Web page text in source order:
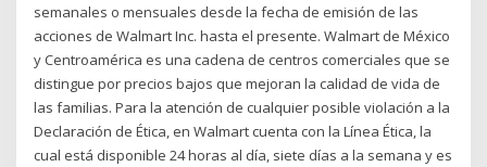
semanales o mensuales desde la fecha de emisión de las
acciones de Walmart Inc. hasta el presente. Walmart de México
y Centroamérica es una cadena de centros comerciales que se
distingue por precios bajos que mejoran la calidad de vida de
las familias. Para la atención de cualquier posible violación a la
Declaración de Ética, en Walmart cuenta con la Línea Ética, la
cual está disponible 24 horas al día, siete días a la semana y es